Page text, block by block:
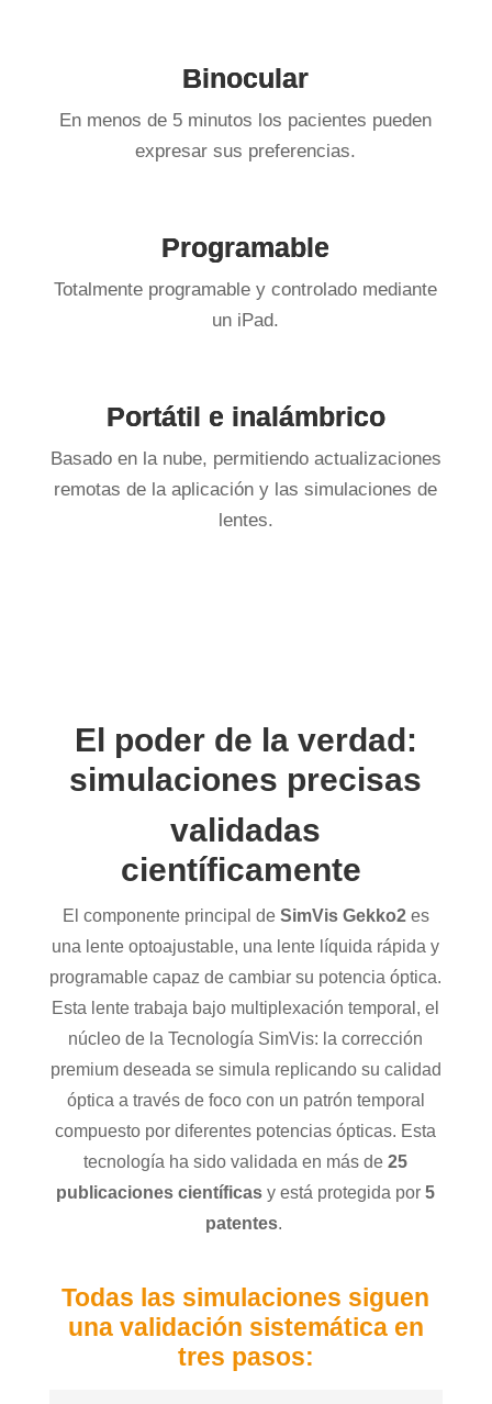
Binocular
En menos de 5 minutos los pacientes pueden
expresar sus preferencias.
Programable
Totalmente programable y controlado mediante
un iPad.
Portátil e inalámbrico
Basado en la nube, permitiendo actualizaciones
remotas de la aplicación y las simulaciones de
lentes.
El poder de la verdad:
simulaciones precisas
validadas
científicamente
El componente principal de SimVisGekko2es
una lenteoptoajustable, una lente líquida rápida y
programable capaz de cambiar su potencia óptica.
Esta lente trabaja bajo multiplexación temporal, el
núcleo de la Tecnología SimVis: la corrección
premium deseada se simula replicando su calidad
óptica a través de foco con un patrón temporal
compuesto por diferentes potencias ópticas. Esta
tecnología ha sido validada en más de25
publicaciones científicas y está protegida por5
patentes.
Todas las simulaciones siguen
una validación sistemática en
tres pasos: